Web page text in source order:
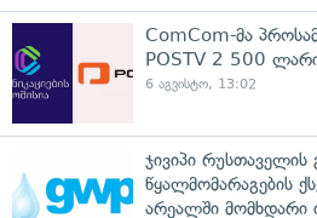
ComCom-მა
POSTV 2 500
6 აგვისტო, 13:02
ჯივიპი რუსთაველის
წყალმომარაგების
არეალში მომხდარი